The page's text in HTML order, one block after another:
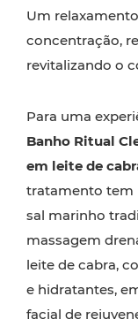
Um
concentração,
revitalizando o
Para uma
Banho Ritual
em leite de
tratamento tem
sal marinho
massagem
leite de cabra,
e hidratantes,
facial de